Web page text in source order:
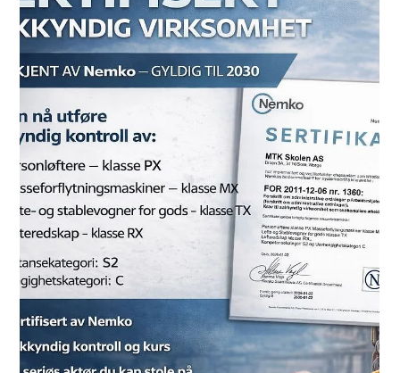
holder kurs for lærlinger hos K2
Utdanning
MTK Skolen gjennomførte nylig et truckførerkurs i Skien i Vestfold
og Telemark i samarbeid med K2 Utdanning. Kurset samlet 14
voksne lærlinger som deltok på opplæring i sikker og korrekt bruk
av truck. Truckkurset kombinerte både teori og praktiske øvelser.
Deltakerne fikk grundig opplæring i sikker bruk av truck i henhold
til gjeldende regelverk. Deltakere fra K2 Utdanning under
truckopplæring i Skien gjennomført av MTK Skolen. Praktisk
truckopplæring i Skien Under kurset fi